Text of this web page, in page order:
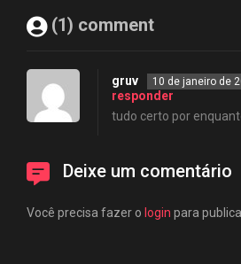
(1) comment
gruv 10 de janeiro de
responder
tudo certo por
Deixe um comentário
Você precisa fazer o login para